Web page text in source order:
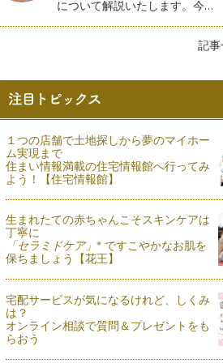
について解説いたします。今…
記事
１つの店舗で土地探しから夢のマイホー
ム実現まで
住まい情報満載の住宅情報館へ行ってみ
よう！【住宅情報館】
生まれたての赤ちゃんこそスキンケアは
丁寧に
「セラミドケア」 ※ですこやかなお肌を
保ちましょう【花王】
宅配サービスが気になるけれど、しくみ
は？
オンライン相談で質問＆プレゼントをも
らおう